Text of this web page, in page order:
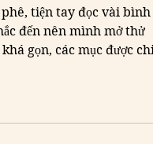
tiện tay đọc vài bình
đến nên mình mở thử
gọn, các mục được